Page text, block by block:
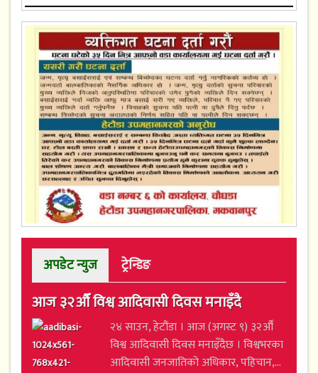
अपडेट न्युज ट्रेन्डिङ
आज ३२औँ विश्व आदिवासी दिवस मनाइँदै
२४ साउन, हेटौंडा । आज (अगस्ट ९) ३२औँ
विश्व आदिवासी दिवस मनाइँदैछ । विश्वभरका
आदिवासी जनजातिको अधिकार, पहिचान,...